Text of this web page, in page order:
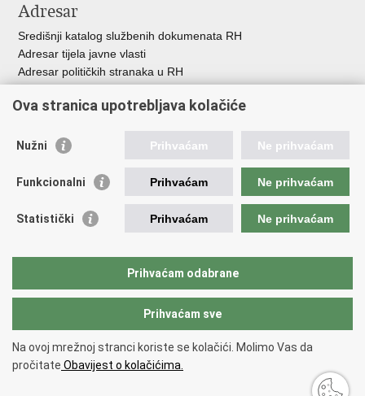
Adresar
Središnji katalog službenih dokumenata RH
Adresar tijela javne vlasti
Adresar političkih stranaka u RH
Besplatni telefoni javne uprave
Važne poveznice
Vlada Republike Hrvatske
Registar neprofitnih organizacija
Nacionalna zaklada za razvoj civilnoga društva
Copyright © 2026 Ured za udruge.
pristupačnosti
Ova stranica upotrebljava kolačiće
Nužni Prihvaćam Ne prihvaćam
Funkcionalni Prihvaćam Ne prihvaćam
Statistički Prihvaćam Ne prihvaćam
Prihvaćam odabrane
Prihvaćam sve
Na ovoj mrežnoj stranci koriste se kolačići. Molimo Vas da
pročitate Obavijest o kolačićima.